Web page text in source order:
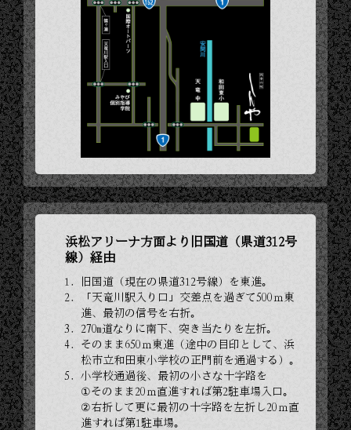
浜松アリーナ方面より旧国道（県道312号
線）経由
旧国道（現在の県道312号線）を東進。
「天竜川駅入り口」交差点を過ぎて500ｍ東
進、最初の信号を右折。
270m道なりに南下、突き当たりを左折。
そのまま650ｍ東進（途中の目印として、浜
松市立和田東小学校の正門前を通過する）。
小学校通過後、最初の小さな十字路を
①そのまま20ｍ直進すれば第2駐車場入口。
②右折して更に最初の十字路を左折し20ｍ直
進すれば第1駐車場。